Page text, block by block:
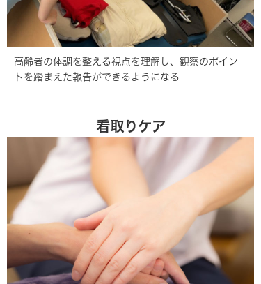
高齢者の体調を整える視点を理解し、観察のポイン
トを踏まえた報告ができるようになる
看取りケア